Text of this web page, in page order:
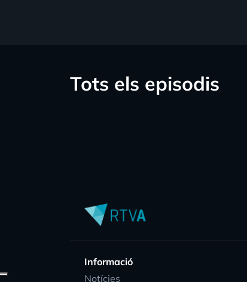
Tots els episodis
Informació
Notícies